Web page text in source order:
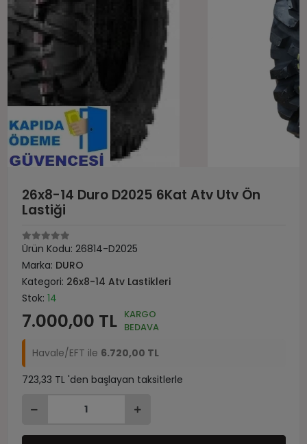
26x8-14 Duro D2025 6Kat Atv Utv Ön
Lastiği
Ürün Kodu: 26814-D2025
Marka: DURO
Kategori: 26x8-14 Atv Lastikleri
Stok: 14
7.000,00 TL KARGO
BEDAVA
Havale/EFT ile 6.720,00 TL
723,33 TL 'den başlayan taksitlerle